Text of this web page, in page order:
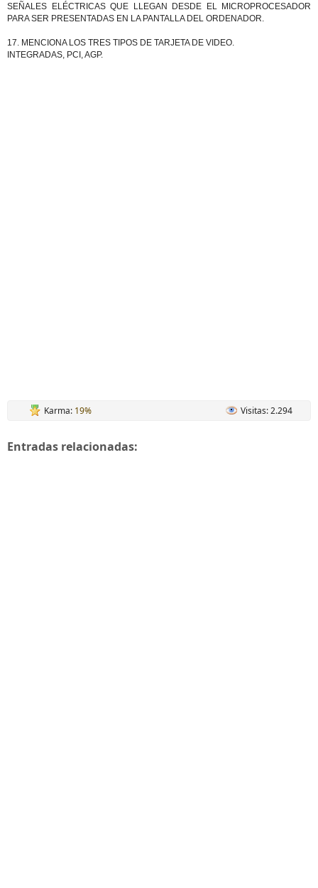
SEÑALES ELÉCTRICAS QUE LLEGAN DESDE EL MICROPROCESADOR
PARA SER PRESENTADAS EN LA PANTALLA DEL ORDENADOR.
17. MENCIONA LOS TRES TIPOS DE TARJETA DE VIDEO.
INTEGRADAS, PCI, AGP.
Karma: 19% Visitas: 2.294
Entradas relacionadas: